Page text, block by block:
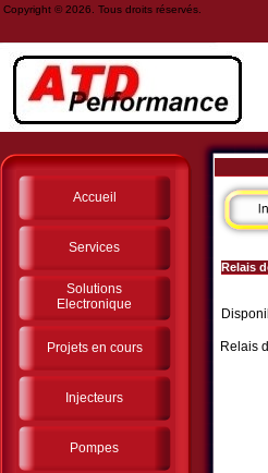
Copyright © 2026. Tous droits réservés.
Accueil
Services
Solutions
Electronique
Projets en cours
Injecteurs
Pompes
Relais
Relais